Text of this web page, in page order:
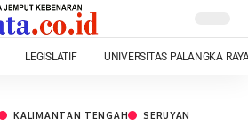
LEGISLATIF UNIVERSITAS PALANGKA
KALIMANTAN TENGAH SERUYAN